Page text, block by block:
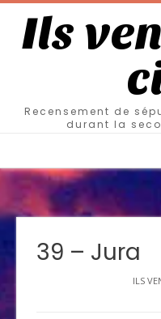
Ils
Recensement de
durant la
39 – Jura
ILS